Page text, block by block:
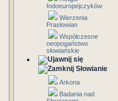
Indoeuropejczyków
Wierzenia
Prasłowian
Współczesne
neopogaństwo
słowiańskie
Słowianie
Arkona
Badania nad